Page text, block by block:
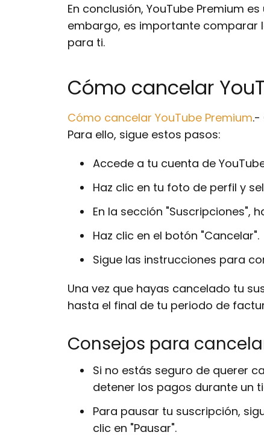
En conclusión, YouTube Premium
embargo, es importante comparar
para ti.
Cómo cancelar
Cómo cancelar YouTube Premium.-
Para ello, sigue estos pasos:
Accede a tu cuenta de
Haz clic en tu foto de perfil y
En la sección "Suscripciones",
Haz clic en el botón "Cancelar".
Sigue las instrucciones para
Una vez que hayas cancelado tu
hasta el final de tu periodo de
Consejos para
Si no estás seguro de querer
detener los pagos durante un
Para pausar tu suscripción,
clic en "Pausar".